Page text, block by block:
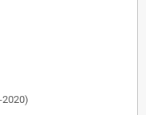
2020)